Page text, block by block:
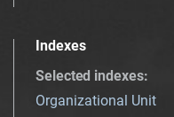
Indexes
Selected indexes:
Organizational Unit